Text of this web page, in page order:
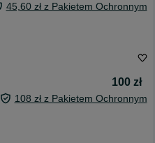
45,60 zł z Pakietem Ochronnym
100 zł
108 zł z Pakietem Ochronnym